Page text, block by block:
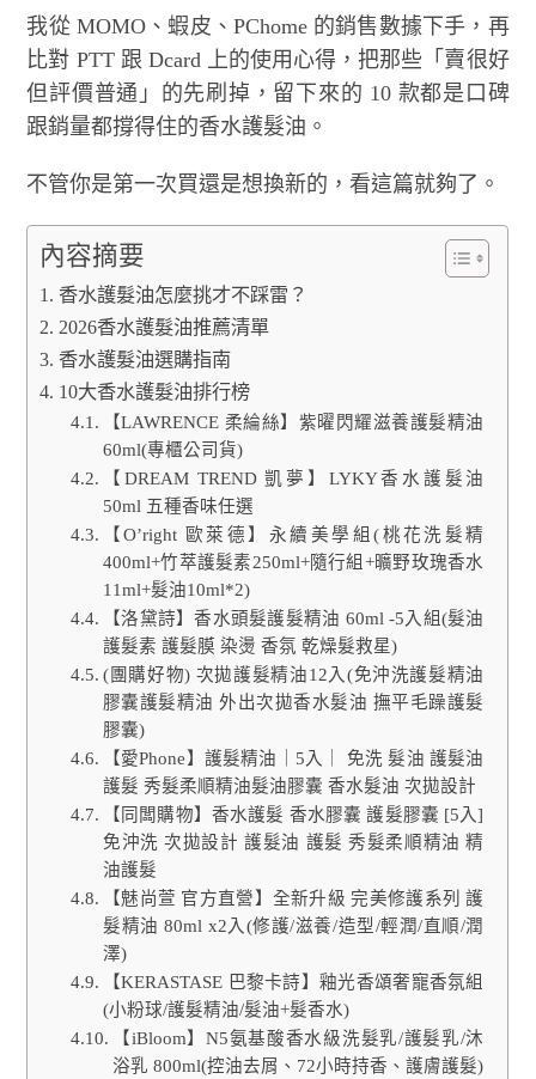
我從 MOMO、蝦皮、PChome 的銷售數據下手，再
比對 PTT 跟 Dcard 上的使用心得，把那些「賣很好
但評價普通」的先刷掉，留下來的 10 款都是口碑
跟銷量都撐得住的香水護髮油。
不管你是第一次買還是想換新的，看這篇就夠了。
內容摘要
香水護髮油怎麼挑才不踩雷？
2026香水護髮油推薦清單
香水護髮油選購指南
10大香水護髮油排行榜
【LAWRENCE 柔綸絲】紫曜閃耀滋養護髮精油
60ml(專櫃公司貨)
【DREAM TREND 凱夢】LYKY香水護髮油
50ml 五種香味任選
【O’right 歐萊德】永續美學組(桃花洗髮精
400ml+竹萃護髮素250ml+隨行組+曠野玫瑰香水
11ml+髮油10ml*2)
【洛黛詩】香水頭髮護髮精油 60ml -5入組(髮油
護髮素 護髮膜 染燙 香氛 乾燥髮救星)
(團購好物) 次拋護髮精油12入(免沖洗護髮精油
膠囊護髮精油 外出次拋香水髮油 撫平毛躁護髮
膠囊)
【愛Phone】護髮精油｜5入｜ 免洗 髮油 護髮油
護髮 秀髮柔順精油髮油膠囊 香水髮油 次拋設計
【同闆購物】香水護髮 香水膠囊 護髮膠囊 [5入]
免沖洗 次拋設計 護髮油 護髮 秀髮柔順精油 精
油護髮
【魅尚萱 官方直營】全新升級 完美修護系列 護
髮精油 80ml x2入(修護/滋養/造型/輕潤/直順/潤
澤)
【KERASTASE 巴黎卡詩】釉光香頌奢寵香氛組
(小粉球/護髮精油/髮油+髮香水)
【iBloom】N5氨基酸香水級洗髮乳/護髮乳/沐
浴乳 800ml(控油去屑、72小時持香、護膚護髮)